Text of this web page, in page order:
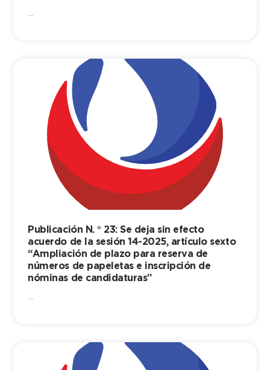
Publicación N. ° 23: Se deja sin efecto
acuerdo de la sesión 14-2025, artículo sexto
“Ampliación de plazo para reserva de
números de papeletas e inscripción de
nóminas de candidaturas”